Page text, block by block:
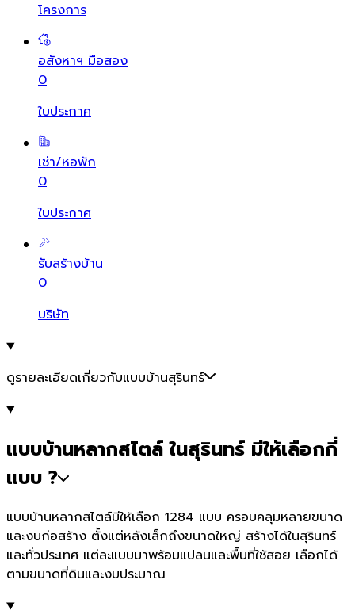
โครงการ
อสังหาฯ มือสอง
0
ใบประกาศ
เช่า/หอพัก
0
ใบประกาศ
รับสร้างบ้าน
0
บริษัท
ดูรายละเอียดเกี่ยวกับแบบบ้านสุรินทร์
แบบบ้านหลากสไตล์ ในสุรินทร์ มีให้เลือกกี่
แบบ ?
แบบบ้านหลากสไตล์มีให้เลือก 1284 แบบ ครอบคลุมหลายขนาด
และงบก่อสร้าง ตั้งแต่หลังเล็กถึงขนาดใหญ่ สร้างได้ในสุรินทร์
และทั่วประเทศ แต่ละแบบมาพร้อมแปลนและพื้นที่ใช้สอย เลือกได้
ตามขนาดที่ดินและงบประมาณ